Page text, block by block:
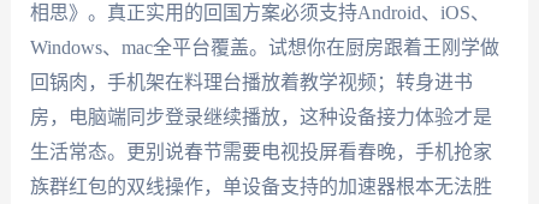
相思》。真正实用的回国方案必须支持Android、iOS、
Windows、mac全平台覆盖。试想你在厨房跟着王刚学做
回锅肉，手机架在料理台播放着教学视频；转身进书
房，电脑端同步登录继续播放，这种设备接力体验才是
生活常态。更别说春节需要电视投屏看春晚，手机抢家
族群红包的双线操作，单设备支持的加速器根本无法胜